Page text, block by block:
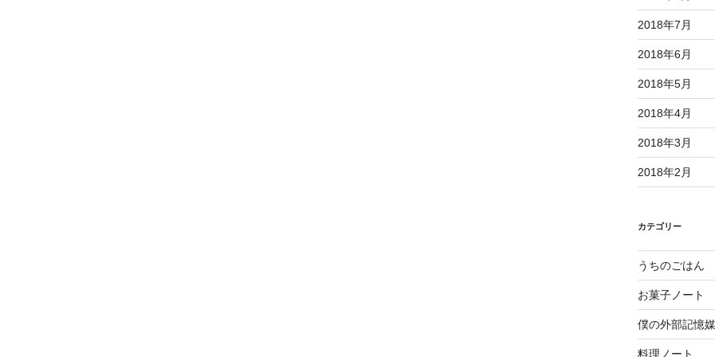
2018年7月
2018年6月
2018年5月
2018年4月
2018年3月
2018年2月
カテゴリー
うちのごはん
お菓子ノート
僕の外部記憶
料理ノート